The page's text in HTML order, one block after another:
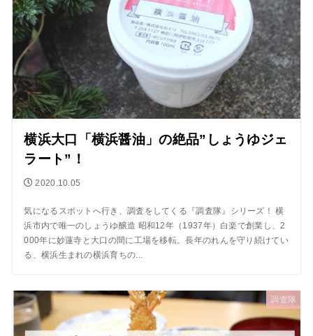
横浜大口「横浜醤油」の絶品”しょうゆジェ
ラート”！
2020.10.05
気になるスポットへ行き、調査をしてくる『調査隊』シリーズ！ 横
浜市内で唯一のしょうゆ醸造 昭和12年（1937年）白楽で創業し、2
000年に妙蓮寺と大口の間に工場を移転。長年のれんを守り続けてい
る、横浜生まれの横浜育ちの...
調査隊